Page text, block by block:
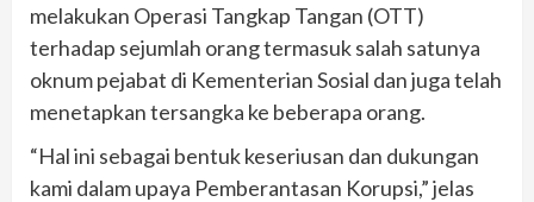
melakukan Operasi Tangkap Tangan (OTT)
terhadap sejumlah orang termasuk salah satunya
oknum pejabat di Kementerian Sosial dan juga telah
menetapkan tersangka ke beberapa orang.
“Hal ini sebagai bentuk keseriusan dan dukungan
kami dalam upaya Pemberantasan Korupsi,” jelas